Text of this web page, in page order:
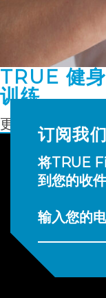
TRUE 健
训练
更多信息
订阅我
将TRUE
到您的收件
输入您的